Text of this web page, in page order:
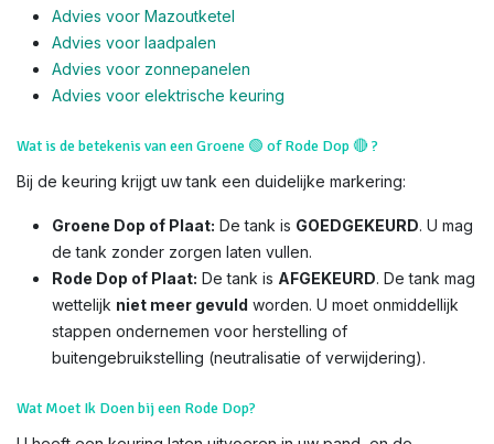
Advies voor Mazoutketel
Advies voor laadpalen
Advies voor zonnepanelen
Advies voor elektrische keuring
Wat is de betekenis van een Groene 🟢 of Rode Dop🔴?
Bij de keuring krijgt uw tank een duidelijke markering:
Groene Dop of Plaat: De tank is GOEDGEKEURD. U mag
de tank zonder zorgen laten vullen.
Rode Dop of Plaat: De tank is AFGEKEURD. De tank mag
wettelijk niet meer gevuld worden. U moet onmiddellijk
stappen ondernemen voor herstelling of
buitengebruikstelling (neutralisatie of verwijdering).
Wat Moet Ik Doen bij een Rode Dop?